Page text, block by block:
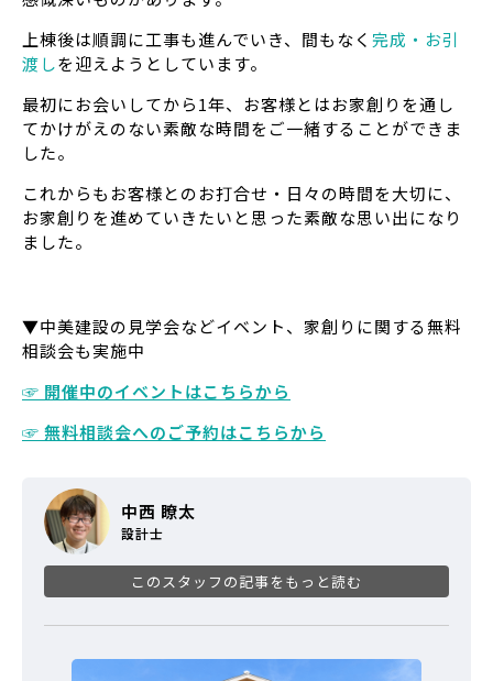
上棟後は順調に工事も進んでいき、間もなく 完成・お引
渡しを迎えようとしています。
最初にお会いしてから1年、お客様とはお家創りを通し
てかけがえのない素敵な時間をご一緒することができま
した。
これからもお客様とのお打合せ・日々の時間を大切に、
お家創りを進めていきたいと思った素敵な思い出になり
ました。
▼中美建設の見学会などイベント、家創りに関する無料
相談会も実施中
☞ 開催中のイベントはこちらから
☞ 無料相談会へのご予約はこちらから
中西 瞭太
設計士
このスタッフの記事をもっと読む